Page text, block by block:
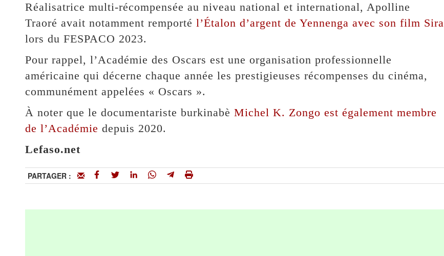
Réalisatrice multi-récompensée au niveau national et international, Apolline
Traoré avait notamment remporté l’Étalon d’argent de Yennenga avec son film Sira
lors du FESPACO 2023.
Pour rappel, l’Académie des Oscars est une organisation professionnelle
américaine qui décerne chaque année les prestigieuses récompenses du cinéma,
communément appelées « Oscars ».
À noter que le documentariste burkinabè Michel K. Zongo est également membre
de l’Académie depuis 2020.
Lefaso.net
PARTAGER :